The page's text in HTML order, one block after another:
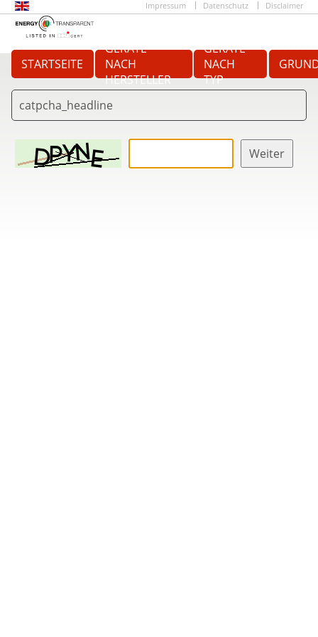
Impressum Datenschutz Disclaimer
STARTSEITE
GERÄTE
NACH
HERSTELLER
GERÄTE
NACH
TYP
catpcha_headline